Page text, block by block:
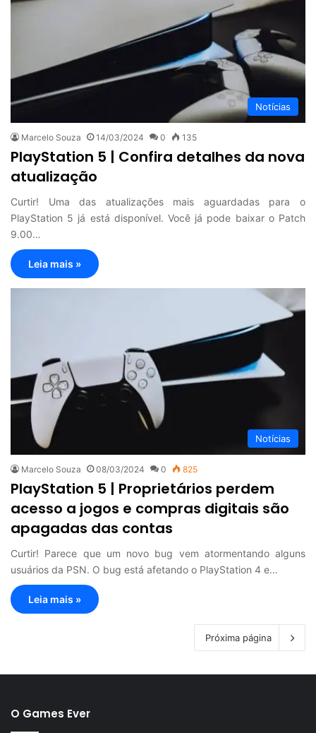
Notícias
Marcelo Souza 14/03/2024 0 135
PlayStation 5 | Confira detalhes da nova
atualização
Curtir! Uma das atualizações mais aguardadas para o
PlayStation 5 já está disponível. Você já pode baixar o Patch
9.00…
Leia mais »
Notícias
Marcelo Souza 08/03/2024 0 825
PlayStation 5 | Proprietários perdem
acesso a jogos e compras digitais são
apagadas das contas
Curtir! Parece que um novo bug vem atormentando alguns
usuários da PSN. O bug está afetando o PlayStation 4 e…
Leia mais »
Próxima página
O Games Ever